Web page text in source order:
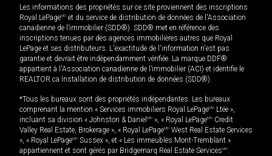
Les informations des propriétés sur ce site proviennent des inscriptions
Royal LePageMD et du service de distribution de données de l'Association
canadienne de l’immobilier (SDD®). SDD® met en référence des
inscriptions tenues par des agences immobilières autres que Royal
LePage et ses distributeurs. L'exactitude de l'information n'est pas
garantie et devrait être indépendamment vérifiée. La marque DDF®
appartient à l'Association canadienne de l’immobilier (ACI) et identifie le
REALTOR.ca Installation de distribution de données (SDD®).
*Tous les bureaux sont des propriétés indépendantes. Les bureaux
comprenant la mention « Services immobiliers Royal LePageMD Ltée »,
incluant sa division « Johnston & Daniel MD », « Royal LePageMD Credit
Valley Real Estate, Brokerage », « Royal LePageMD West Real Estate Services
», « Royal LePageMD Sussex », et « Les immeubles Mont-Tremblant »
appartiennent et sont gérés par Bridgemarq Real Estate ServicesMD.